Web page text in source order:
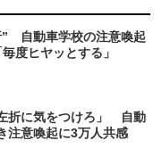
” 自動車学校の注意喚起
度ヒヤッとする」
折に気をつけろ」 自動
注意喚起に3万人共感